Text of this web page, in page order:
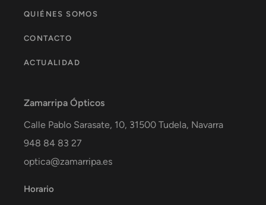
QUIÉNES SOMOS
CONTACTO
ACTUALIDAD
Zamarripa Ópticos
Calle Pablo Sarasate, 10, 31500 Tudela, Navarra
948 84 83 27
optica@zamarripa.es
Horario